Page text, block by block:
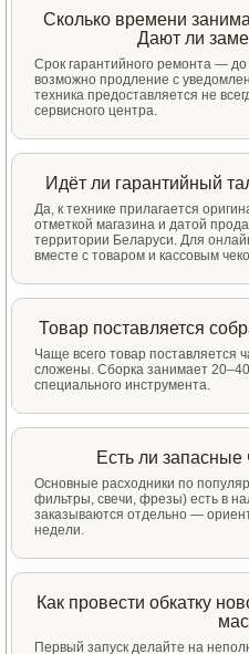
Сколько времени
Дают ли
Срок гарантийного ремонта —
возможно продление с
техника предоставляется не
сервисного центра.
Идёт ли гарантийный
Да, к технике прилагается
отметкой магазина и датой
территории Беларуси. Для
вместе с товаром и кассовым
Товар поставляется
Чаще всего товар поставляется
сложены. Сборка занимает
специального инструмента.
Есть ли запасные
Основные расходники по
фильтры, свечи, фрезы) есть в
заказываются отдельно —
недели.
Как провести обкатку
Первый запуск делайте на